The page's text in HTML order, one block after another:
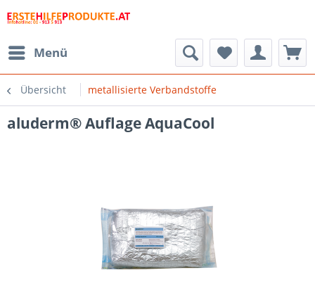
Menü
Übersicht metallisierte Verbandstoffe
aluderm® Auflage AquaCool